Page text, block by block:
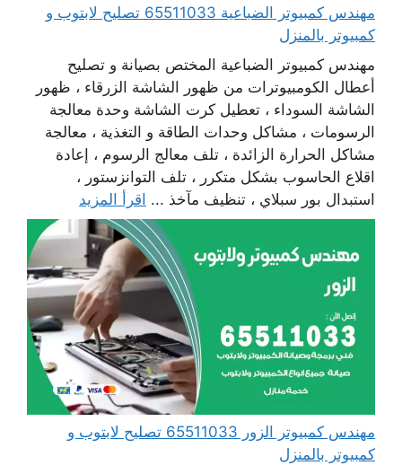
مهندس كمبيوتر الضباعية 65511033 تصليح لابتوب و
كمبيوتر بالمنزل
مهندس كمبيوتر الضباعية المختص بصيانة و تصليح
أعطال الكومبيوترات من ظهور الشاشة الزرقاء ، ظهور
الشاشة السوداء ، تعطيل كرت الشاشة وحدة معالجة
الرسومات ، مشاكل وحدات الطاقة و التغذية ، معالجة
مشاكل الحرارة الزائدة ، تلف معالج الرسوم ، إعادة
اقلاع الحاسوب بشكل متكرر ، تلف التوانزستور ،
استبدال بور سبلاي ، تنظيف مآخذ ... اقرأ المزيد
مهندس كمبيوتر الزور 65511033 تصليح لابتوب و
كمبيوتر بالمنزل